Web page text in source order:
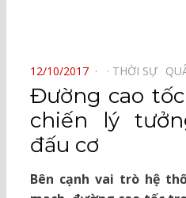
POSTED
ON
12/10/2017 THỜI SỰ⠀
Đường cao
chiến lý
đấu cơ
Bên cạnh vai trò hệ